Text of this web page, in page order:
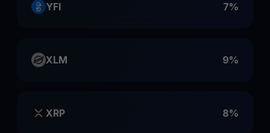
YFI 7%
XLM 9%
XRP 8%